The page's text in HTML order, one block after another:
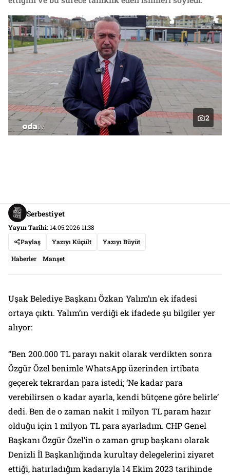
2
Serbestiyet
Yayın Tarihi:14.05.2026 11:38
Paylaş
Yazıyı Küçült Yazıyı Büyüt
Haberler Manşet
Uşak Belediye Başkanı Özkan Yalım’ın ek ifadesi
ortaya çıktı. Yalım’ın verdiği ek ifadede şu bilgiler yer
alıyor:
“Ben 200.000 TL parayı nakit olarak verdikten sonra
Özgür Özel benimle WhatsApp üzerinden irtibata
geçerek tekrardan para istedi; ‘Ne kadar para
verebilirsen o kadar ayarla, kendi bütçene göre belirle’
dedi. Ben de o zaman nakit 1 milyon TL param hazır
olduğu için 1 milyon TL para ayarladım. CHP Genel
Başkanı Özgür Özel’in o zaman grup başkanı olarak
Denizli İl Başkanlığında kurultay delegelerini ziyaret
ettiği, hatırladığım kadarıyla 14 Ekim 2023 tarihinde